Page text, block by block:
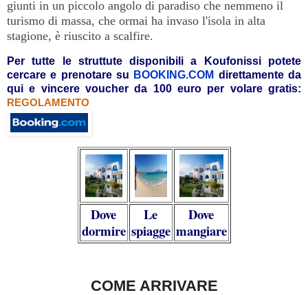
giunti in un piccolo angolo di paradiso che nemmeno il
turismo di massa, che ormai ha invaso l'isola in alta
stagione, è riuscito a scalfire.
Per tutte le struttute disponibili a Koufonissipotete
cercare e prenotare su BOOKING.COM direttamente da
quie vincere voucher da 100 euro per volare gratis:
REGOLAMENTO
Dove
dormire
Le
spiagge
Dove
mangiare
COME ARRIVARE